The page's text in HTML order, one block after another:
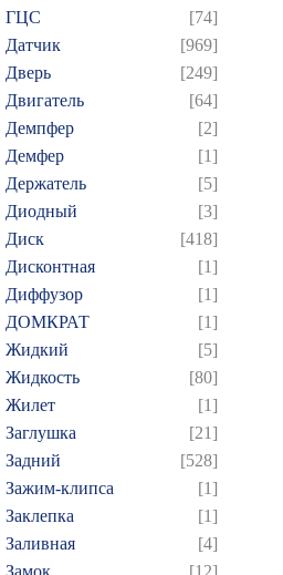
ГЦС
[74]
Датчик
[969]
Дверь
[249]
Двигатель
[64]
Демпфер
[2]
Демфер
[1]
Держатель
[5]
Диодный
[3]
Диск
[418]
Дисконтная
[1]
Диффузор
[1]
ДОМКРАТ
[1]
Жидкий
[5]
Жидкость
[80]
Жилет
[1]
Заглушка
[21]
Задний
[528]
Зажим-клипса
[1]
Заклепка
[1]
Заливная
[4]
Замок
[12]